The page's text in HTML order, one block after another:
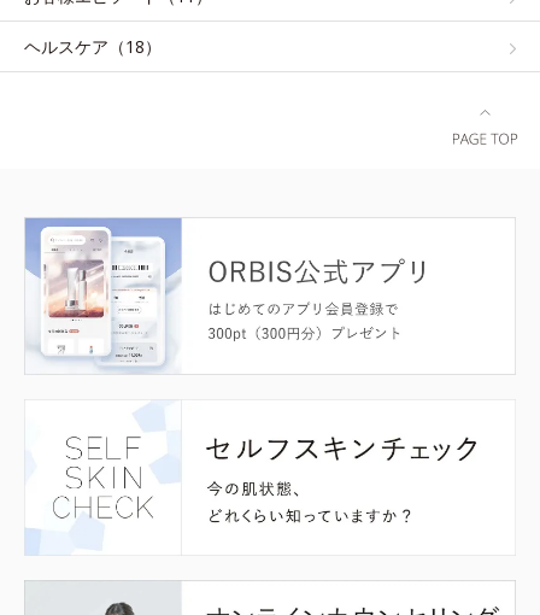
ヘルスケア（18）